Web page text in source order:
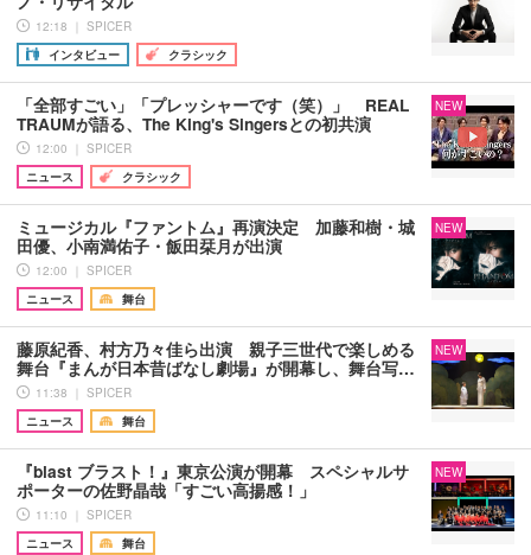
12:18 ｜ SPICER
インタビュー
クラシック
「全部すごい」「プレッシャーです（笑）」 REAL
TRAUMが語る、The King's Singersとの初共演
12:00 ｜ SPICER
ニュース
クラシック
NEW
ミュージカル『ファントム』再演決定 加藤和樹・城
田優、小南満佑子・飯田栞月が出演
12:00 ｜ SPICER
ニュース
舞台
NEW
藤原紀香、村方乃々佳ら出演 親子三世代で楽しめる
舞台『まんが日本昔ばなし劇場』が開幕し、舞台写…
11:38 ｜ SPICER
ニュース
舞台
NEW
『blast ブラスト！』東京公演が開幕 スペシャルサ
ポーターの佐野晶哉「すごい高揚感！」
11:10 ｜ SPICER
ニュース
舞台
NEW